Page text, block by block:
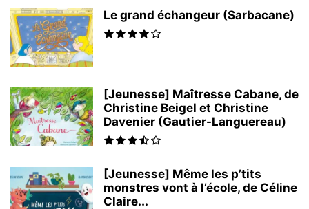
Le grand échangeur (Sarbacane)
[Jeunesse] Maîtresse Cabane, de
Christine Beigel et Christine
Davenier (Gautier-Languereau)
[Jeunesse] Même les p’tits
monstres vont à l’école, de Céline
Claire...